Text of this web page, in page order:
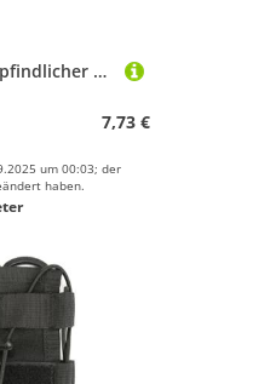
yanwuwa Hochempfindlicher Angelpose, professionelle Angelpose für mehrere Umgebungen, verbessert die Haltbarkeit und empfindliche, korrosionsbeständige Angelpose
7,73 €
um 00:03; der
haben.